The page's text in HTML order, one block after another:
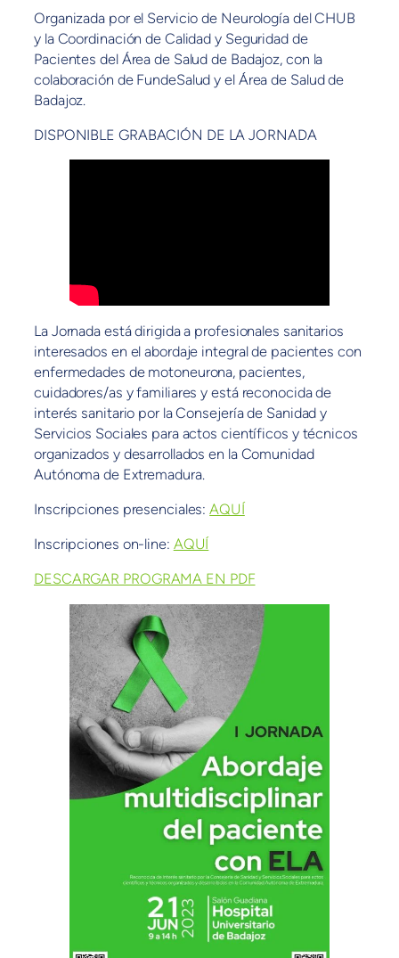
Organizada por el Servicio de Neurología del CHUB
y la Coordinación de Calidad y Seguridad de
Pacientes del Área de Salud de Badajoz, con la
colaboración de FundeSalud y el Área de Salud de
Badajoz.
DISPONIBLE GRABACIÓN DE LA JORNADA
La Jornada está dirigida a profesionales sanitarios
interesados en el abordaje integral de pacientes con
enfermedades de motoneurona, pacientes,
cuidadores/as y familiares y está reconocida de
interés sanitario por la Consejería de Sanidad y
Servicios Sociales para actos científicos y técnicos
organizados y desarrollados en la Comunidad
Autónoma de Extremadura.
Inscripciones presenciales:AQUÍ
Inscripciones on-line: AQUÍ
DESCARGAR PROGRAMA EN PDF